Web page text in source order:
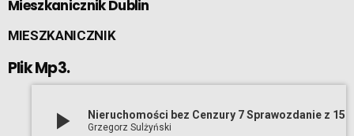
Mieszkanicznik Dublin
MIESZKANICZNIK
Plik Mp3.
play_arrow Grzegorz Sulżyński